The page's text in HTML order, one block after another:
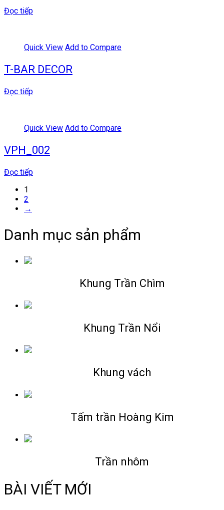
Đọc tiếp
Quick View Add to Compare
T-BAR DECOR
Đọc tiếp
Quick View Add to Compare
VPH_002
Đọc tiếp
1
2
→
Danh mục sản phẩm
Khung Trần Chìm
Khung Trần Nổi
Khung vách
Tấm trần Hoàng Kim
Trần nhôm
BÀI VIẾT MỚI